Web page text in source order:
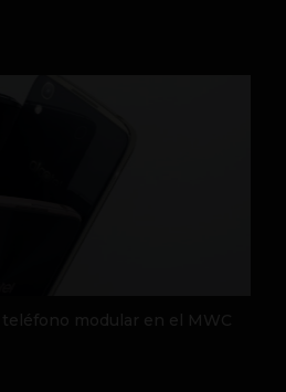
modular en el MWC